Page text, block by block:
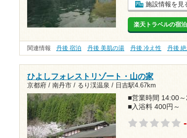
施設情報を見
楽天トラベルの宿
関連情報 丹後 宿泊 丹後 美肌の湯 丹後 冷え性 丹後
ひよしフォレストリゾート・山の家
京都府 / 南丹市 / るり渓温泉 / 日吉駅4.67km
■営業時間 14:00
■入浴料 400円～